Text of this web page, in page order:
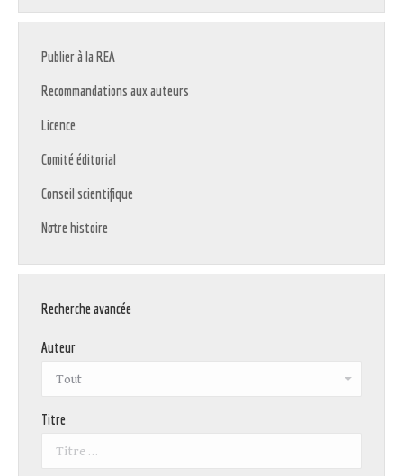
Publier à la REA
Recommandations aux auteurs
Licence
Comité éditorial
Conseil scientifique
Notre histoire
Recherche avancée
Auteur
Titre